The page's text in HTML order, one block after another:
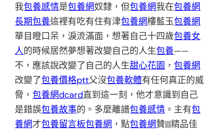
我包養感情是包養網奴隸，但包養網我在包養網
長期包養這裡有吃有住有津包養網樓藍玉包養網
華目瞪口呆，淚流滿面，想著自己十四歲包養女
人的時候居然夢想著改變自己的人生包養——
不，應該說改變了自己的人生甜心花園 ，包養網
改變了包養價格ptt父沒包養軟體有任何真正的威
脅，包養網dcard直到這一刻，他才意識到自己
是錯誤包養故事的。多麼離譜包養感情 。主有包
養網才包養留言板包養網 ，點包養網贊|||精品佳